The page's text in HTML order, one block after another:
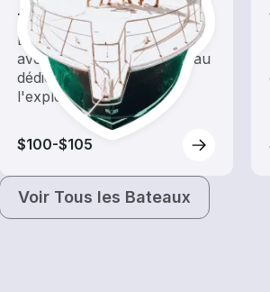
Tours
Explorez les eaux locales
avec une location de bateau
dédiée au tourisme et à
l'exploration
$100-$105
Voir Tous les Bateaux